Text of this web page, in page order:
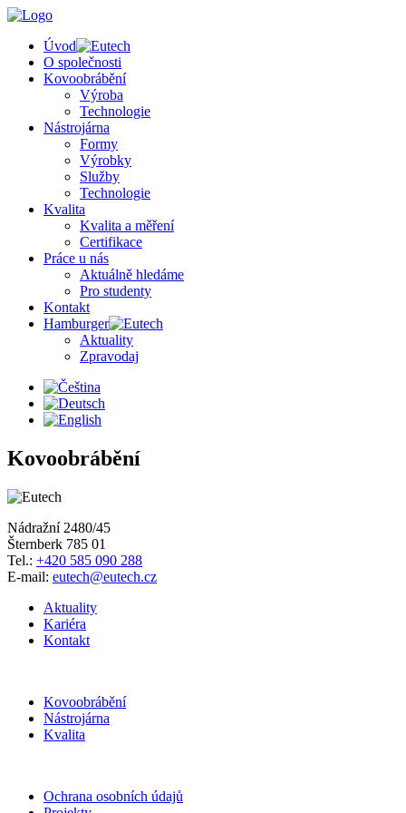
Úvod
O společnosti
Kovoobrábění
Výroba
Technologie
Nástrojárna
Formy
Výrobky
Služby
Technologie
Kvalita
Kvalita a měření
Certifikace
Práce u nás
Aktuálně hledáme
Pro studenty
Kontakt
Hamburger
Aktuality
Zpravodaj
Kovoobrábění
Nádražní 2480/45
Šternberk 785 01
Tel.: +420 585 090 288
E-mail: eutech@eutech.cz
Aktuality
Kariéra
Kontakt
Kovoobrábění
Nástrojárna
Kvalita
Ochrana osobních údajů